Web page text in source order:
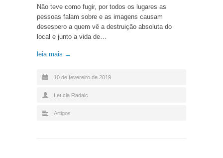
Não teve como fugir, por todos os lugares as
pessoas falam sobre e as imagens causam
desespero a quem vê a destruição absoluta do
local e junto a vida de…
leia mais →
10 de fevereiro de 2019
Letícia Radaic
Artigos